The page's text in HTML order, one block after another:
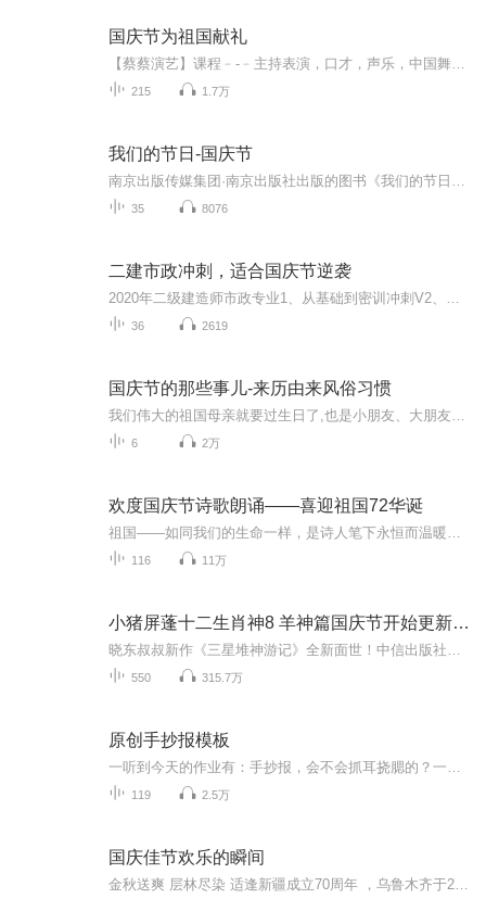
国庆节为祖国献礼
215 1.7万
我们的节日-国庆节
35 8076
二建市政冲刺，适合国庆节逆袭
36 2619
国庆节的那些事儿-来历由来风俗习惯
6 2万
欢度国庆节诗歌朗诵——喜迎祖国72华诞
116 11万
小猪屏蓬十二生肖神8 羊神篇国庆节开始更新啦！
550 315.7万
原创手抄报模板
119 2.5万
国庆佳节欢乐的瞬间